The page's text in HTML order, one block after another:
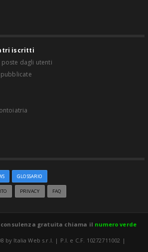
iscritti
dagli utenti
GLOSSARIO
PRIVACY FAQ
consulenza gratuita chiama il numero verde
Italia Web s.r.l. | P.I. e C.F. 10272711002 |